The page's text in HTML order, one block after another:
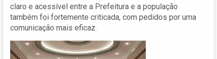
claro e acessível entre a Prefeitura e a população
também foi fortemente criticada, com pedidos por uma
comunicação mais eficaz.